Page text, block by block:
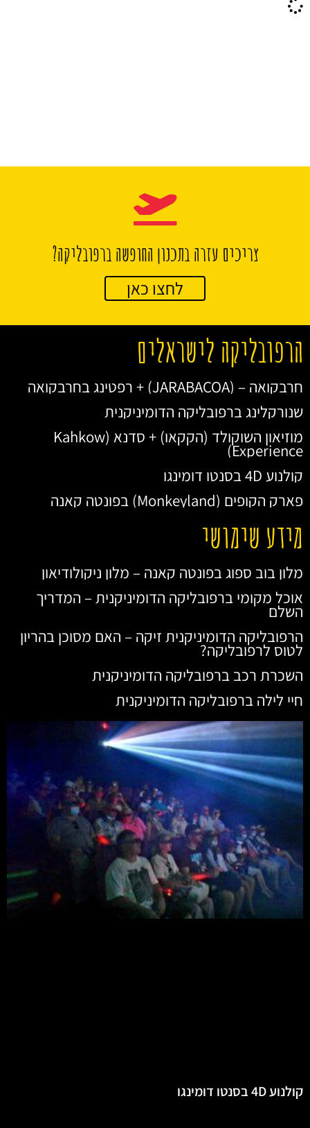
צריכים עזרה בתכנון החופשה ברפובליקה?
לחצו כאן
הרפובליקה לישראלים
חרבקואה – (JARABACOA) + רפטינג בחרבקואה
שנורקלינג ברפובליקה הדומיניקנית
מוזיאון השוקולד (הקקאו) + סדנא (Kahkow
Experience)
קולנוע 4D בסנטו דומינגו
פארק הקופים (Monkeyland) בפונטה קאנה
מידע שימושי
מלון בוב ספוג בפונטה קאנה – מלון ניקולודיאון
אוכל מקומי ברפובליקה הדומיניקנית – המדריך
השלם
הרפובליקה הדומיניקנית זיקה – האם מסוכן בהריון
לטוס לרפובליקה?
השכרת רכב ברפובליקה הדומיניקנית
חיי לילה ברפובליקה הדומיניקנית
קולנוע 4D בסנטו דומינגו